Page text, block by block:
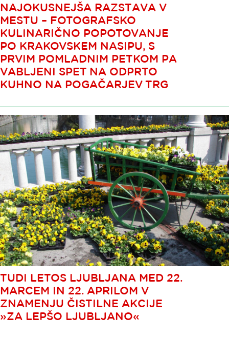
NAJOKUSNEJŠA RAZSTAVA V
MESTU – FOTOGRAFSKO
KULINARIČNO POPOTOVANJE
PO KRAKOVSKEM NASIPU, S
PRVIM POMLADNIM PETKOM PA
VABLJENI SPET NA ODPRTO
KUHNO NA POGAČARJEV TRG
TUDI LETOS LJUBLJANA MED 22.
MARCEM IN 22. APRILOM V
ZNAMENJU ČISTILNE AKCIJE
»ZA LEPŠO LJUBLJANO«